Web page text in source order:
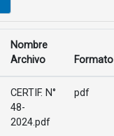
Nombre
Archivo
Formato
CERTIF. N°
48-
2024.pdf
pdf